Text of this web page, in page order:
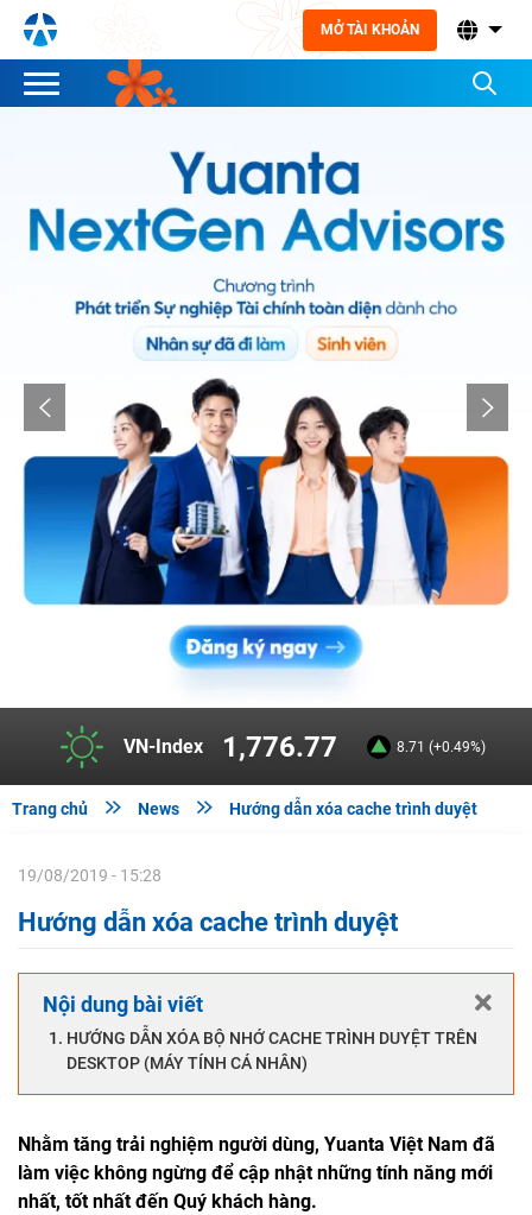
MỞ TÀI KHOẢN
HNX-Index 287.68 -5.76 (-1.96%)
Trang chủ  News  Hướng dẫn xóa cache trình duyệt
19/08/2019 - 15:28
Hướng dẫn xóa cache trình duyệt
Nội dung bài viết
HƯỚNG DẪN XÓA BỘ NHỚ CACHE TRÌNH DUYỆT TRÊN
DESKTOP (MÁY TÍNH CÁ NHÂN)
Nhằm tăng trải nghiệm người dùng, Yuanta Việt Nam đã
làm việc không ngừng để cập nhật những tính năng mới
nhất, tốt nhất đến Quý khách hàng.